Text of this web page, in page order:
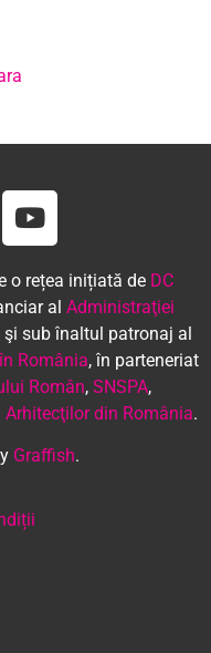
o rețea inițiată de DC
al Administraţiei
şi sub înaltul patronaj al
România, în parteneriat
Român, SNSPA,
Arhitecţilor din România.
Graffish.